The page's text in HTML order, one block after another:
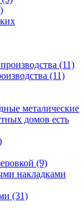
(11)
металические
домов есть
(9)
накладками
(31)